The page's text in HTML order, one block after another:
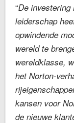
“De investering
leiderschap
opwindende
wereld te
wereldklasse,
het Norton-
kansen voor
de nieuwe